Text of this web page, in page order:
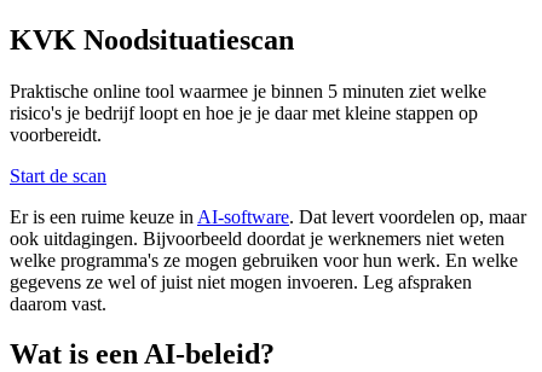
KVK Noodsituatiescan
Praktische online tool waarmee je binnen 5 minuten ziet welke
risico's je bedrijf loopt en hoe je je daar met kleine stappen op
voorbereidt.
Start de scan
Er is een ruime keuze in AI-software. Dat levert voordelen op, maar
ook uitdagingen. Bijvoorbeeld doordat je werknemers niet weten
welke programma's ze mogen gebruiken voor hun werk. En welke
gegevens ze wel of juist niet mogen invoeren. Leg afspraken
daarom vast.
Wat is een AI-beleid?